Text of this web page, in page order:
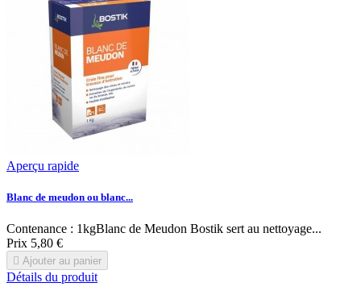
Aperçu rapide
Blanc de meudon ou blanc...
Contenance : 1kgBlanc de Meudon Bostik sert au nettoyage...
Prix 5,80 €
 Ajouter au panier
Détails du produit